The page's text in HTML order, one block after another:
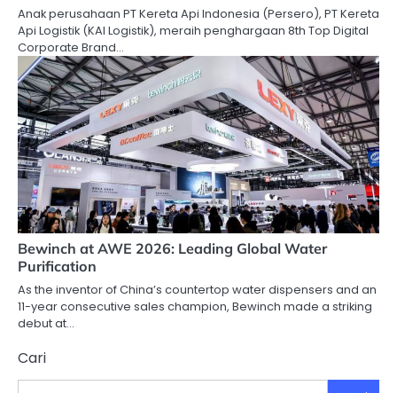
Anak perusahaan PT Kereta Api Indonesia (Persero), PT Kereta
Api Logistik (KAI Logistik), meraih penghargaan 8th Top Digital
Corporate Brand…
Bewinch at AWE 2026: Leading Global Water
Purification
As the inventor of China’s countertop water dispensers and an
11-year consecutive sales champion, Bewinch made a striking
debut at…
Cari